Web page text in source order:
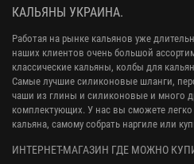
КАЛЬЯНЫ УКРАИНА.
Работая на рынке кальянов уже
наших клиентов очень большой
классические кальяны, колбы для
Самые лучшие силиконовые шланги,
чаши из глины и силиконовые и много
комплектующих. У нас вы сможете легко
кальяна, самому собрать наргиле или
ИНТЕРНЕТ-МАГАЗИН ГДЕ МОЖНО